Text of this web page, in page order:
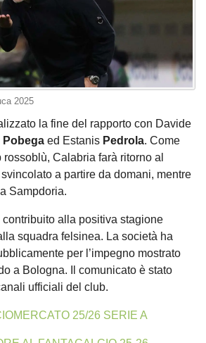
2025
la fine del rapporto con Davide
Pobega ed Estanis Pedrola. Come
Calabria farà ritorno al
a partire da domani, mentre
Sampdoria.
contribuito alla positiva stagione
squadra felsinea. La società ha
per l’impegno mostrato
a Bologna. Il comunicato è stato
ufficiali del club.
25/26 SERIE A